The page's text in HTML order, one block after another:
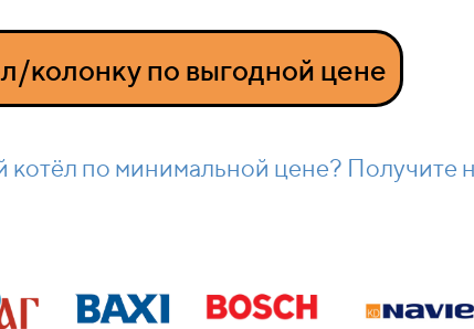
колонку по выгодной цене
котёл по минимальной цене?